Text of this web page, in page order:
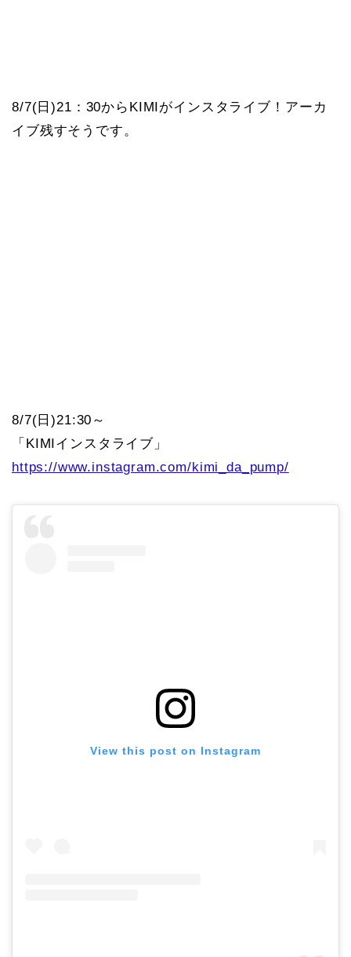
8/7(日)21：30からKIMIがインスタライブ！アーカ
イブ残すそうです。
8/7(日)21:30～
「KIMIインスタライブ」
https://www.instagram.com/kimi_da_pump/
View this post on Instagram